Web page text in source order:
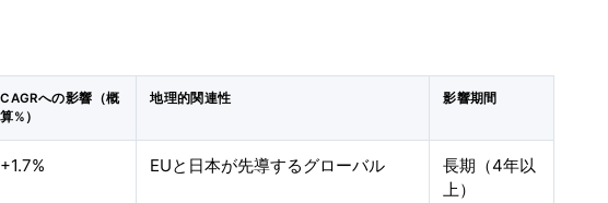
CAGRへの影響（概
算%）
地理的関連性 影響期間
+1.7% EUと日本が先導するグローバル
長期（4年以
上）